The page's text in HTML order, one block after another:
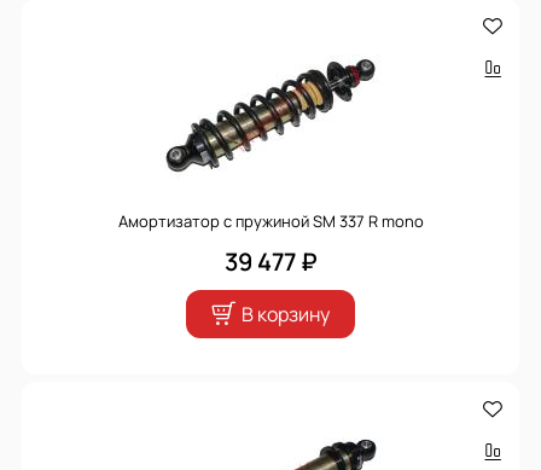
Амортизатор с пружиной SM 337 R mono
39 477 ₽
В корзину